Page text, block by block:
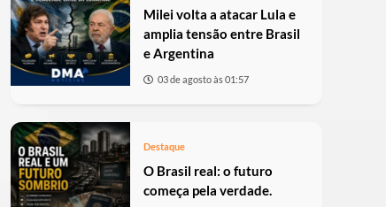
Milei volta a atacar Lula e
amplia tensão entre Brasil
e Argentina
03 de agosto às 01:57
Destaque
O Brasil real: o futuro
começa pela verdade.